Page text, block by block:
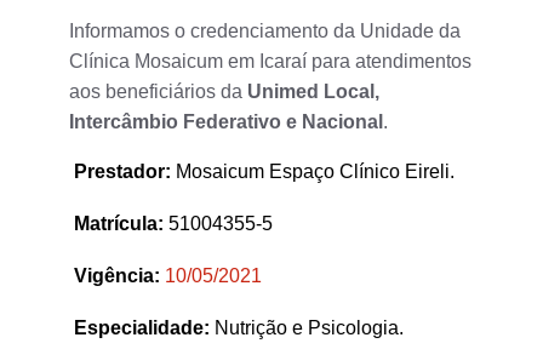
Informamos o credenciamento da Unidade da
Clínica Mosaicum em Icaraí para atendimentos
aos beneficiários da Unimed Local,
Intercâmbio Federativo e Nacional .
Prestador: Mosaicum Espaço Clínico Eireli.
Matrícula: 51004355-5
Vigência: 10/05/2021
Especialidade: Nutrição e Psicologia.